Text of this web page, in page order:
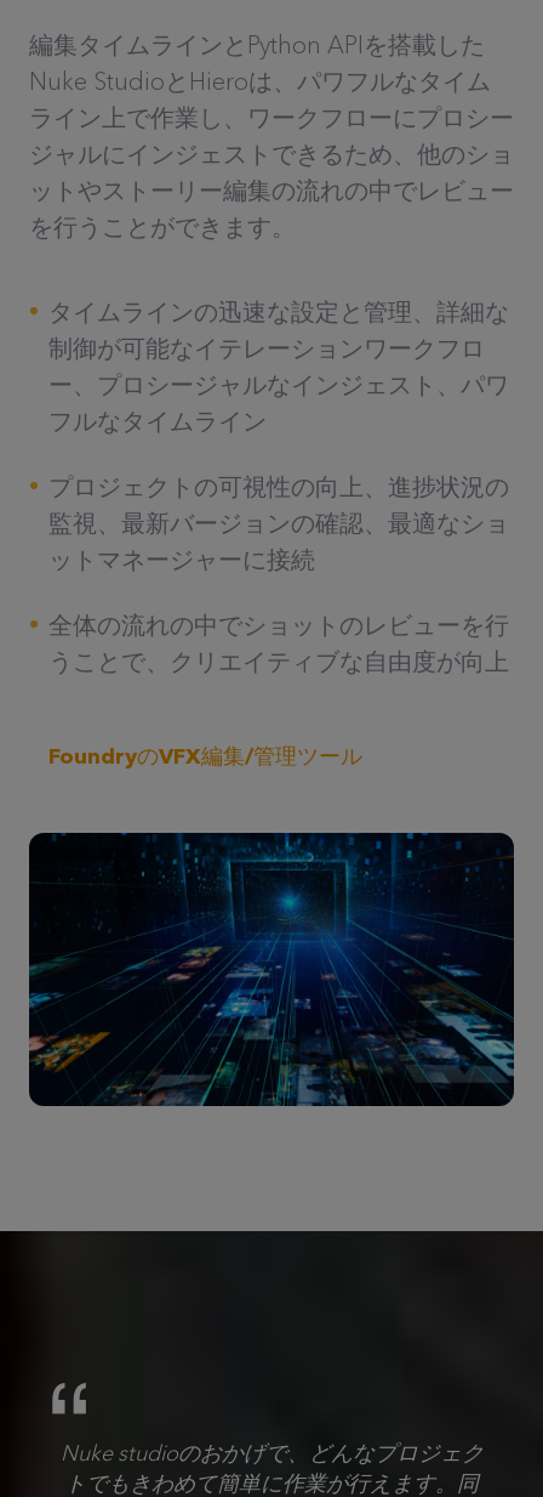
編集タイムラインとPython APIを搭載した
Nuke StudioとHieroは、パワフルなタイム
ライン上で作業し、ワークフローにプロシー
ジャルにインジェストできるため、他のショ
ットやストーリー編集の流れの中でレビュー
を行うことができます。
タイムラインの迅速な設定と管理、詳細な
制御が可能なイテレーションワークフロ
ー、プロシージャルなインジェスト、パワ
フルなタイムライン
プロジェクトの可視性の向上、進捗状況の
監視、最新バージョンの確認、最適なショ
ットマネージャーに接続
全体の流れの中でショットのレビューを行
うことで、クリエイティブな自由度が向上
FoundryのVFX編集/管理ツール
Nuke studioのおかげで、どんなプロジェク
トでもきわめて簡単に作業が行えます。同